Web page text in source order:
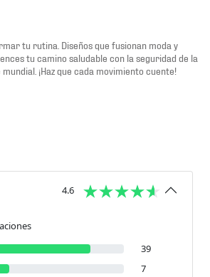
tu rutina. Diseños que fusionan moda y
tu camino saludable con la seguridad de la
¡Haz que cada movimiento cuente!
4.6
39
7